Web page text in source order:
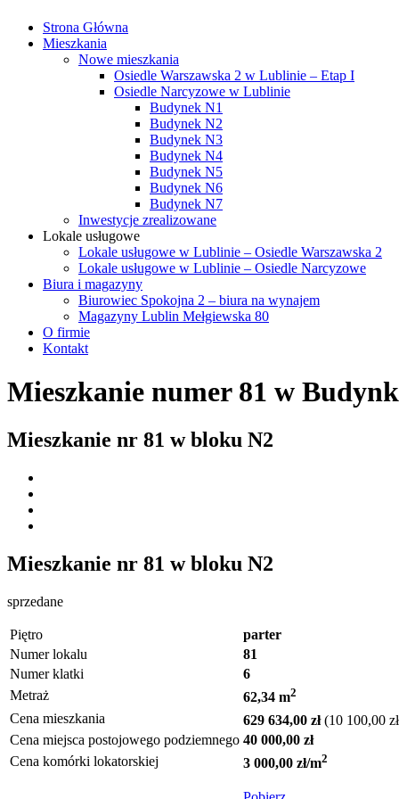
Strona Główna
Mieszkania
Nowe mieszkania
Osiedle Warszawska 2 w Lublinie – Etap I
Osiedle Narcyzowe w Lublinie
Budynek N1
Budynek N2
Budynek N3
Budynek N4
Budynek N5
Budynek N6
Budynek N7
Inwestycje zrealizowane
Lokale usługowe
Lokale usługowe w Lublinie – Osiedle Warszawska 2
Lokale usługowe w Lublinie – Osiedle Narcyzowe
Biura i magazyny
Biurowiec Spokojna 2 – biura na wynajem
Magazyny Lublin Mełgiewska 80
O firmie
Kontakt
Mieszkanie numer 81 w
Mieszkanie nr 81 w bloku N2
Mieszkanie nr 81 w bloku N2
sprzedane
Piętro
parter
Numer lokalu
81
Numer klatki
6
Metraż
62,34 m2
Cena mieszkania 629 634,00 zł (10 100,00
Cena miejsca postojowego podziemnego 40 000,00 zł
Cena komórki lokatorskiej
3 000,00 zł/m2